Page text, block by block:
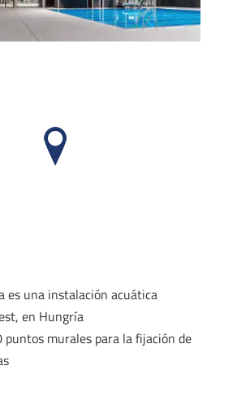
es una instalación acuática
en Hungría
puntos murales para la fijación de